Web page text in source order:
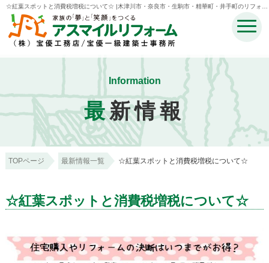
☆紅葉スポットと消費税増税について☆ |木津川市・奈良市・生駒市・精華町・井手町のリフォー
ムのことなら宝優工務店アスマイルリフォーム
Information
最新情報
TOPページ 最新情報一覧 ☆紅葉スポットと消費税増税について☆
☆紅葉スポットと消費税増税について☆